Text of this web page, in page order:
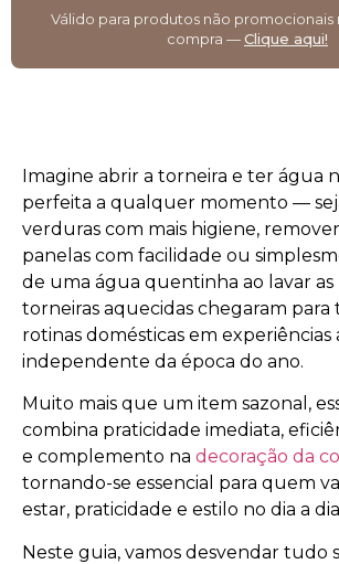
Válido para produtos não promocionais
compra —Clique aqui!
Imagine abrir a torneira e ter água
perfeita a qualquer momento —
verduras com mais higiene,
panelas com facilidade ou
de uma água quentinha ao lavar as
torneiras aquecidas chegaram para
rotinas domésticas em experiências
independente da época do ano.
Muito mais que um item sazonal,
combina praticidade imediata,
e complemento na decoração da
tornando-se essencial para quem
estar, praticidade e estilo no dia a
Neste guia, vamos desvendar tudo